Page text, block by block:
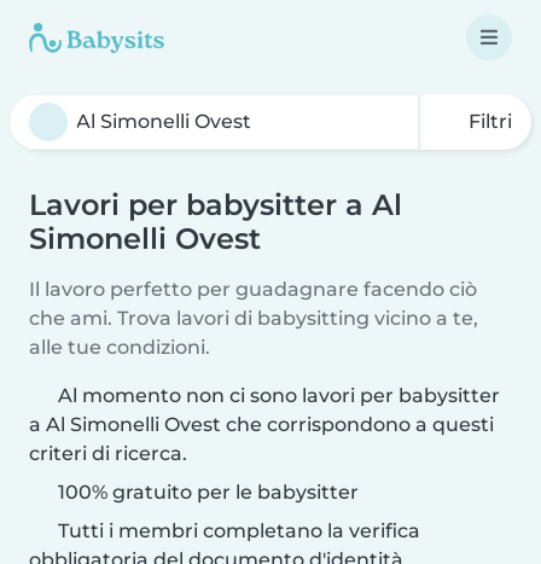
Filtri
Lavori per babysitter a Al
Simonelli Ovest
Il lavoro perfetto per guadagnare facendo ciò
che ami. Trova lavori di babysitting vicino a te,
alle tue condizioni.
Al momento non ci sono lavori per babysitter
a Al Simonelli Ovest che corrispondono a questi
criteri di ricerca.
100% gratuito per le babysitter
Tutti i membri completano la verifica